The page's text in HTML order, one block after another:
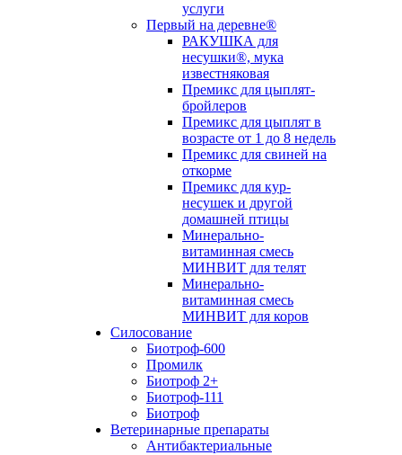
услуги
Первый на деревне®
РАКУШКА для
несушки®, мука
известняковая
Премикс для цыплят-
бройлеров
Премикс для цыплят в
возрасте от 1 до 8 недель
Премикс для свиней на
откорме
Премикс для кур-
несушек и другой
домашней птицы
Минерально-
витаминная смесь
МИНВИТ для телят
Минерально-
витаминная смесь
МИНВИТ для коров
Силосование
Биотроф-600
Промилк
Биотроф 2+
Биотроф-111
Биотроф
Ветеринарные препараты
Антибактериальные